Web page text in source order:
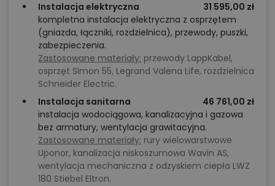
Instalacja elektryczna
31 595,00 zł
kompletna instalacja elektryczna z osprzętem
(gniazda, łączniki, rozdzielnica), przewody, puszki,
zabezpieczenia.
Zastosowane materiały: przewody LappKabel,
osprzęt Simon 55, Legrand Valena Life, rozdzielnica
Schneider Electric.
Instalacja sanitarna
46 761,00 zł
instalacja wodociągowa, kanalizacyjna i gazowa
bez armatury, wentylacja grawitacyjna.
Zastosowane materiały: rury wielowarstwowe
Uponor, kanalizacja niskoszumowa Wavin AS,
wentylacja mechaniczna z odzyskiem ciepła LWZ
180 Stiebel Eltron.